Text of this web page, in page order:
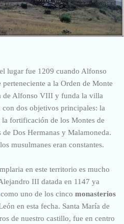
lugar fue 1209 cuando Alfonso
perteneciente a la Orden de Monte
de Alfonso VIII y funda la villa
dos objetivos principales: la
fortificación de los Montes de
Dos Hermanas y Malamoneda.
musulmanes eran constantes.
en este territorio es mucho
III datada en 1147 ya
como uno de los cinco monasterios
en esta fecha. Santa María de
de nuestro castillo, fue en centro